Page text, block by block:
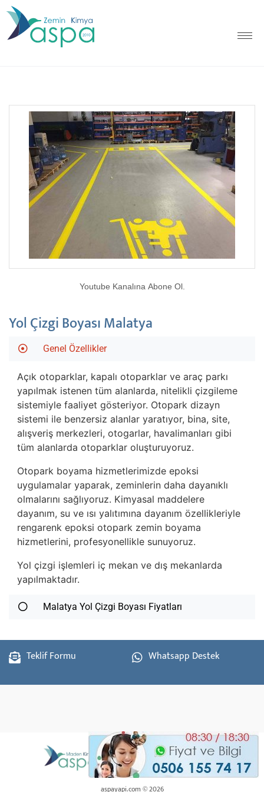
Youtube Kanalına Abone Ol.
Yol Çizgi Boyası Malatya
Genel Özellikler
Açık otoparklar, kapalı otoparklar ve araç parkı
yapılmak istenen tüm alanlarda, nitelikli çizgileme
sistemiyle faaliyet gösteriyor. Otopark dizayn
sistemi ile benzersiz alanlar yaratıyor, bina, site,
alışveriş merkezleri, otogarlar, havalimanları gibi
tüm alanlarda otoparklar oluşturuyoruz.
Otopark boyama hizmetlerimizde epoksi
uygulamalar yaparak, zeminlerin daha dayanıklı
olmalarını sağlıyoruz. Kimyasal maddelere
dayanım, su ve ısı yalıtımına dayanım özellikleriyle
rengarenk epoksi otopark zemin boyama
hizmetlerini, profesyonellikle sunuyoruz.
Yol çizgi işlemleri iç mekan ve dış mekanlarda
yapılmaktadır.
Malatya Yol Çizgi Boyası Fiyatları
Teklif Formu Whatsapp Destek
aspayapi.com © 2026